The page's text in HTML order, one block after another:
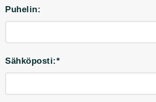
Puhelin:
Sähköposti:*